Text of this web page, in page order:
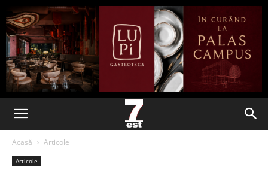
Acasă Articole
Articole